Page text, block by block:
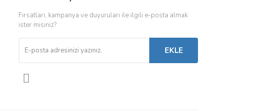
Fırsatları, kampanya ve duyuruları ile ilgili e-posta almak
ister misiniz?
EKLE